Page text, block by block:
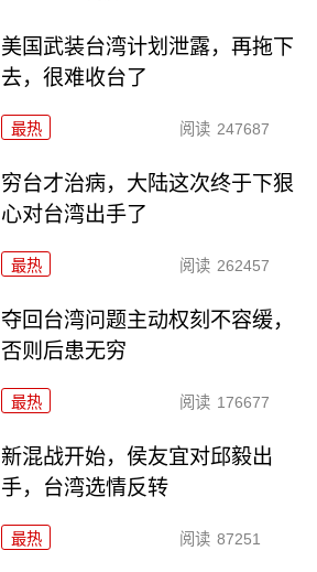
美国武装台湾计划泄露，再拖下
去，很难收台了
最热 阅读 247687
穷台才治病，大陆这次终于下狠
心对台湾出手了
最热 阅读 262457
夺回台湾问题主动权刻不容缓，
否则后患无穷
最热 阅读 176677
新混战开始，侯友宜对邱毅出
手，台湾选情反转
最热 阅读 87251